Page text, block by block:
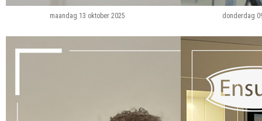
maandag 13 oktober 2025 donderdag